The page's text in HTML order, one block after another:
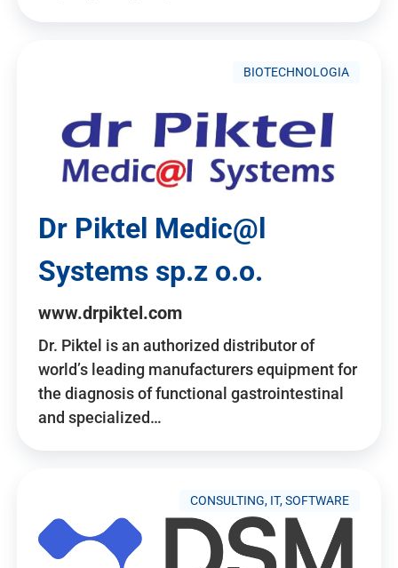
BIOTECHNOLOGIA
Dr Piktel Medic@l
Systems sp.z o.o.
www.drpiktel.com
Dr. Piktel is an authorized distributor of
world’s leading manufacturers equipment for
the diagnosis of functional gastrointestinal
and specialized…
CONSULTING, IT, SOFTWARE